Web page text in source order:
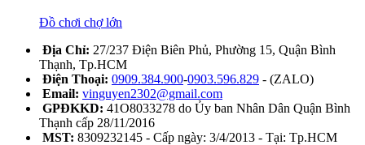
Đồ chơi chợ lớn
Địa Chỉ: 27/237 Điện Biên Phủ, Phường 15, Quận Bình
Thạnh, Tp.HCM
Điện Thoại: 0909.384.900-0903.596.829 - (ZALO)
Email: vinguyen2302@gmail.com
GPĐKKD: 41O8033278 do Ủy ban Nhân Dân Quận Bình
Thạnh cấp 28/11/2016
MST: 8309232145 - Cấp ngày: 3/4/2013 - Tại: Tp.HCM